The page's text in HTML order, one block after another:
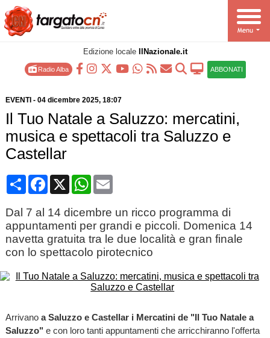
Edizione locale IlNazionale.it
Radio Alba ABBONATI
EVENTI - 04 dicembre 2025, 18:07
Il Tuo Natale a Saluzzo: mercatini,
musica e spettacoli tra Saluzzo e
Castellar
CondividiFacebook
X WhatsApp
Email
Dal 7 al 14 dicembre un ricco programma di
appuntamenti per grandi e piccoli. Domenica 14
navetta gratuita tra le due località e gran finale
con lo spettacolo pirotecnico
Arrivano a Saluzzo e Castellar i Mercatini de "Il Tuo Natale a
Saluzzo" e con loro tanti appuntamenti che arricchiranno l'offerta